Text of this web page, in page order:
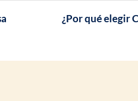
¿Por qué elegir